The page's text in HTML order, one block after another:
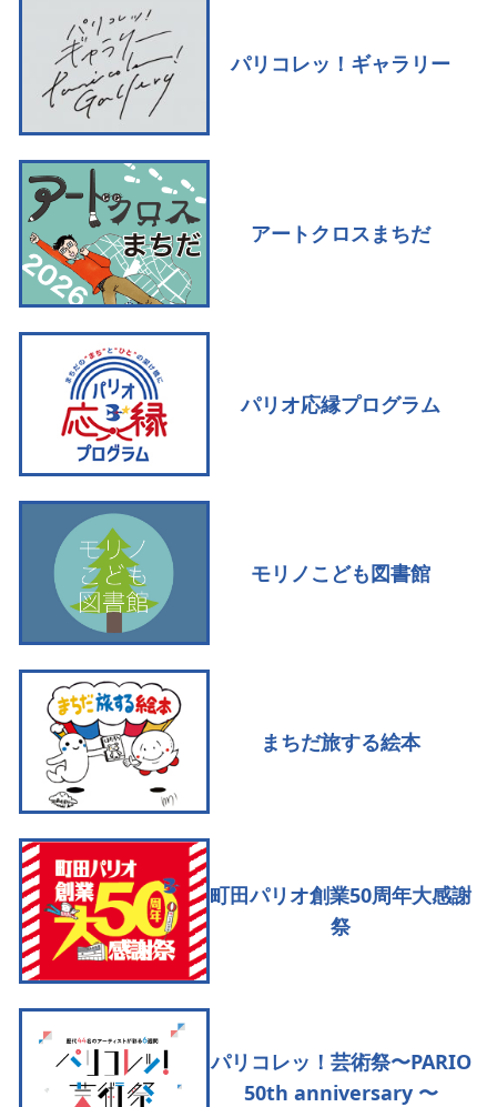
パリコレッ！ギャラリー
アートクロスまちだ
パリオ応縁プログラム
モリノこども図書館
まちだ旅する絵本
町田パリオ創業50周年大感謝
祭
パリコレッ！芸術祭〜PARIO
50th anniversary 〜